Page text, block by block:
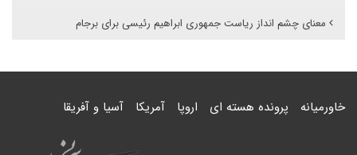
معنای چشم انداز ریاست جمهوری ابراهیم رئیسی برای برجام
خاورمیانه پرونده هسته ای اروپا آمریکا آسیا و آفریقا